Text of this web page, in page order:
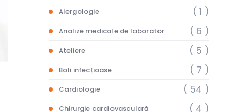
Alergologie ( 1 )
Analize medicale de laborator ( 6 )
Ateliere ( 5 )
Boli infecțioase ( 7 )
Cardiologie ( 54 )
Chirurgie cardiovasculară ( 4 )